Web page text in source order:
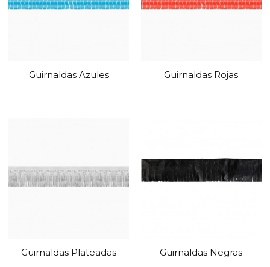
Guirnaldas Azules Guirnaldas Rojas
Guirnaldas Plateadas Guirnaldas Negras